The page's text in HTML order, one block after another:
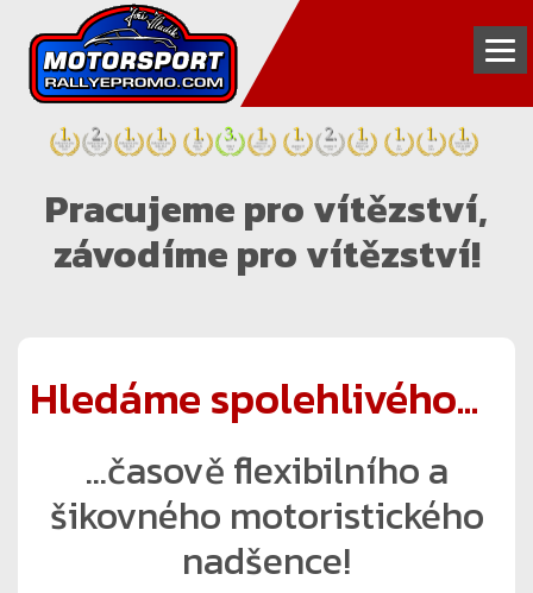
INZERCE
FOTOGALERIE
VIDEOGALERIE
TÝM
Pracujeme pro vítězství,
závodíme pro vítězství!
Hledáme spolehlivého...
...časově flexibilního a
šikovného motoristického
nadšence!